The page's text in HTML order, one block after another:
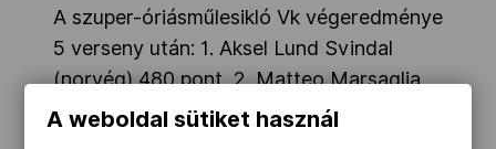
A szuper-óriásműlesikló Vk végeredménye
5 verseny után: 1. Aksel Lund Svindal
(norvég) 480 pont, 2. Matteo Marsaglia
(olasz) 249, 3. Matthias Mayer (osztrák)
A weboldal sütiket használ